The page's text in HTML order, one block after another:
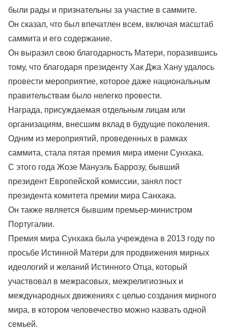
были рады и признательны за участие в саммите.
Он сказал, что был впечатлен всем, включая масштаб
саммита и его содержание.
Он выразил свою благодарность Матери, поразившись
тому, что благодаря президенту Хак Джа Хану удалось
провести мероприятие, которое даже национальным
правительствам было нелегко провести.
Награда, присуждаемая отдельным лицам или
организациям, внесшим вклад в будущие поколения.
Одним из мероприятий, проведенных в рамках
саммита, стала пятая премия мира имени Сунхака.
С этого года Жозе Мануэль Баррозу, бывший
президент Европейской комиссии, занял пост
президента комитета премии мира Санхака.
Он также является бывшим премьер-министром
Португалии.
Премия мира Сунхака была учреждена в 2013 году по
просьбе Истинной Матери для продвижения мирных
идеологий и желаний Истинного Отца, который
участвовал в межрасовых, межрелигиозных и
международных движениях с целью создания мирного
мира, в котором человечество можно назвать одной
семьей.